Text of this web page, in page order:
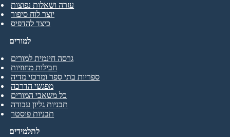
עזרה ושאלות נפוצות
יוצר לוח סיפור
כיצד להדפיס
לתלמידים
למורים
גרסה חינמית למורים
חבילות מחוזיות
ספריות בתי ספר ומרכזי מדיה
מפגשי הדרכה
כל משאבי המורים
תבניות גליון עבודה
תבניות פוסטר